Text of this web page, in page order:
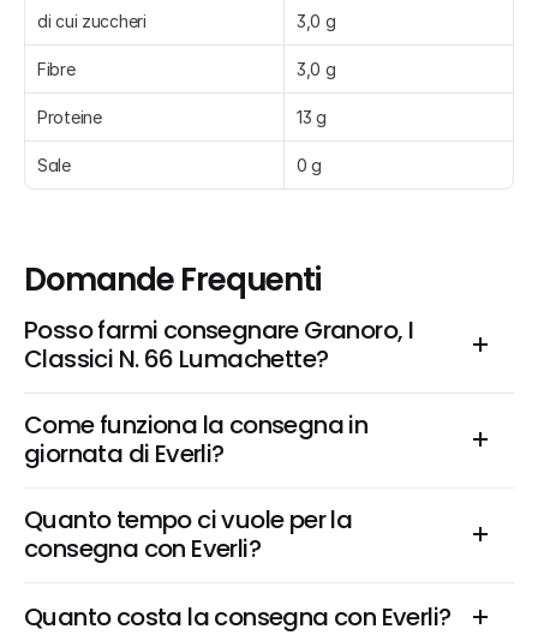
di cui zuccheri 3,0 g
Fibre 3,0 g
Proteine 13 g
Sale 0 g
Domande Frequenti
Posso farmi consegnare Granoro, I
Classici N. 66 Lumachette?
Come funziona la consegna in
giornata di Everli?
Quanto tempo ci vuole per la
consegna con Everli?
Quanto costa la consegna con Everli?